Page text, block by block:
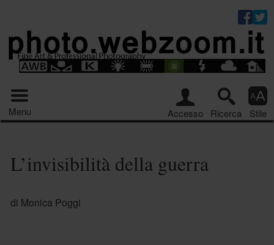
Menu principale
Menu
Riquadro
Accesso Ricerca Stile
L’invisibilità della guerra
di Monica Poggi